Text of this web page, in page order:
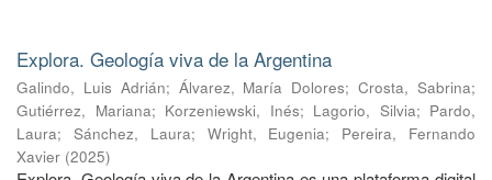
Explora. Geología viva de la Argentina
Galindo, Luis Adrián; Álvarez, María Dolores;Crosta, Sabrina;
Gutiérrez, Mariana; Korzeniewski, Inés; Lagorio, Silvia; Pardo,
Laura; Sánchez, Laura; Wright, Eugenia; Pereira, Fernando
Xavier (2025)